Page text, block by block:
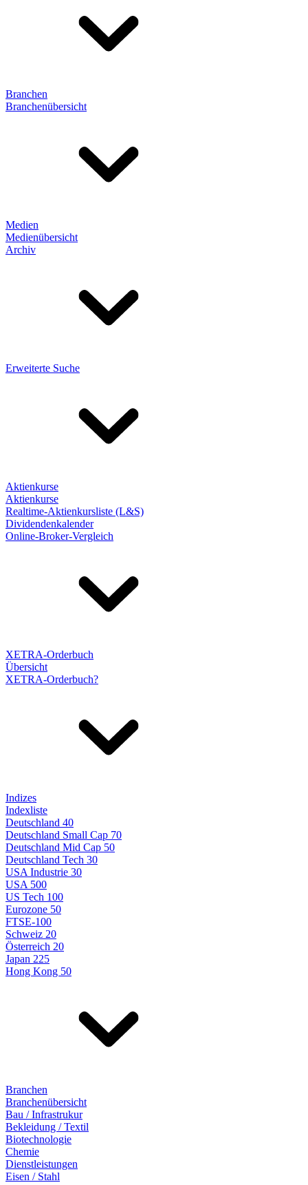
Branchen
Branchenübersicht
Medien
Medienübersicht
Archiv
Erweiterte Suche
Aktienkurse
Aktienkurse
Realtime-Aktienkursliste (L&S)
Dividendenkalender
Online-Broker-Vergleich
XETRA-Orderbuch
Übersicht
XETRA-Orderbuch?
Indizes
Indexliste
Deutschland 40
Deutschland Small Cap 70
Deutschland Mid Cap 50
Deutschland Tech 30
USA Industrie 30
USA 500
US Tech 100
Eurozone 50
FTSE-100
Schweiz 20
Österreich 20
Japan 225
Hong Kong 50
Branchen
Branchenübersicht
Bau / Infrastrukur
Bekleidung / Textil
Biotechnologie
Chemie
Dienstleistungen
Eisen / Stahl